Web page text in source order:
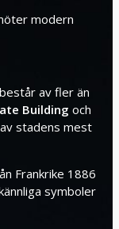
modern
av fler än
Building och
stadens mest
Frankrike 1886
symboler